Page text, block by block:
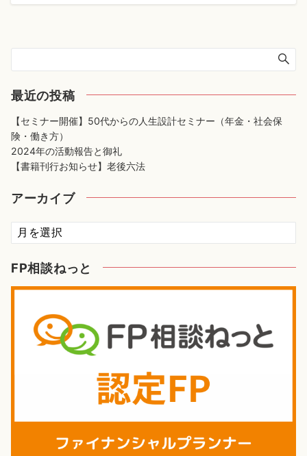
最近の投稿
【セミナー開催】50代からの人生設計セミナー（年金・社会保
険・働き方）
2024年の活動報告と御礼
【書籍刊行お知らせ】老後六法
アーカイブ
ア
ー
イ
FP相談ねっと